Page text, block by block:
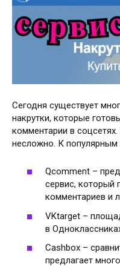
Сегодня существует
накрутки, которые
комментарии в
несложно. К популярным
Qcomment –
сервис, который
комментариев и
VKtarget –
в
Cashbox –
предлагает